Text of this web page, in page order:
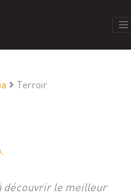
Terroir
découvrir le meilleur